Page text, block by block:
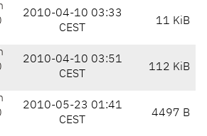
2010-04-10 03:33
CEST
11 KiB
2010-04-10 03:51
CEST
112 KiB
2010-05-23 01:41
CEST
4497 B